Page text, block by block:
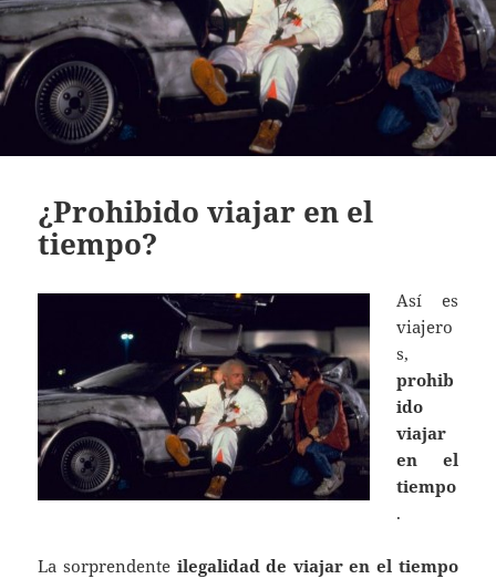
¿Prohibido viajar en el
tiempo?
Así es
viajero
s,
prohib
ido
viajar
en el
tiempo
.
La sorprendente ilegalidad de viajar en el tiempo